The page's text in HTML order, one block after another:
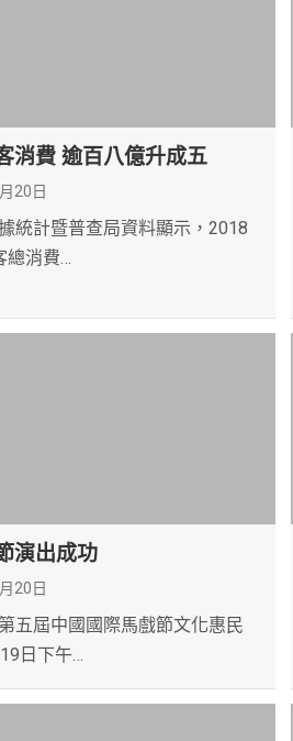
消費 逾百八億升成五
20日
據統計暨普查局資料顯示，2018
總消費…
演出成功
20日
第五屆中國國際馬戲節文化惠民
日下午…